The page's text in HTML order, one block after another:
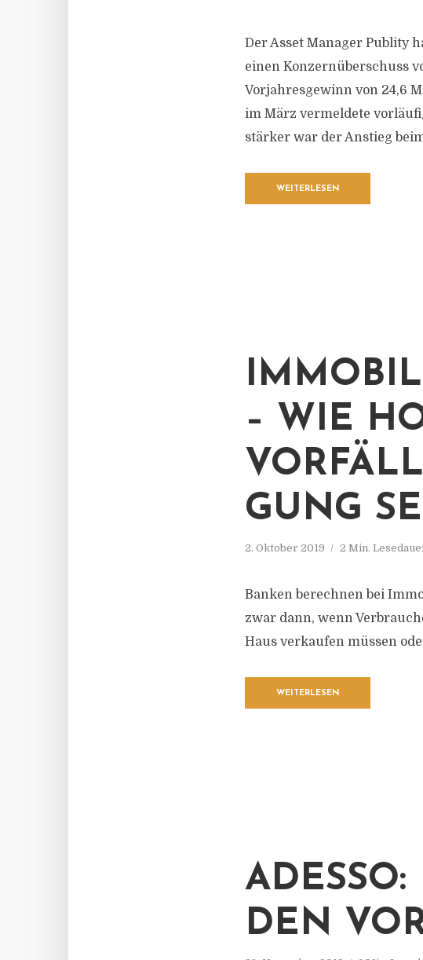
Der Asset Manager Publity
einen Konzernüberschuss
Vorjahresgewinn von 24,6
im März vermeldete
stärker war der Anstieg
WEITERLESEN
– WIE
GUNG
2. Oktober 2019 2 Min.
Banken berechnen bei
zwar dann, wenn
Haus verkaufen müssen
WEITERLESEN
DEN